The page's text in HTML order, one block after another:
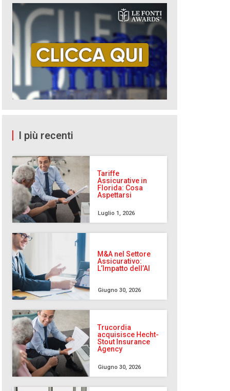
I più recenti
Tariffe
Assicurative in
Florida: Cosa
Aspettarsi
Luglio 1, 2026
M&A nel Settore
Assicurativo:
L’Impatto dell’AI
Giugno 30, 2026
Trucordia
acquisisce Hecht-
Stout Insurance
Agency
Giugno 30, 2026